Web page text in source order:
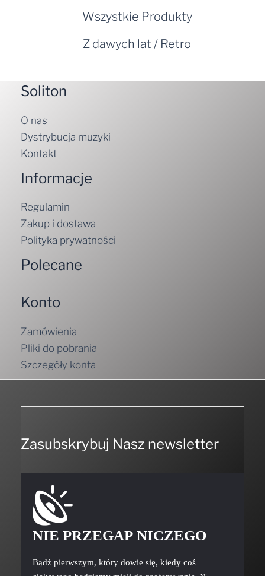
Wszystkie Produkty
Z dawych lat / Retro
Soliton
O nas
Dystrybucja muzyki
Kontakt
Informacje
Regulamin
Zakup i dostawa
Polityka prywatności
Polecane
Konto
Zamówienia
Pliki do pobrania
Szczegóły konta
Zasubskrybuj Nasz newsletter
NIE PRZEGAP NICZEGO
Bądź pierwszym, który dowie się, kiedy coś